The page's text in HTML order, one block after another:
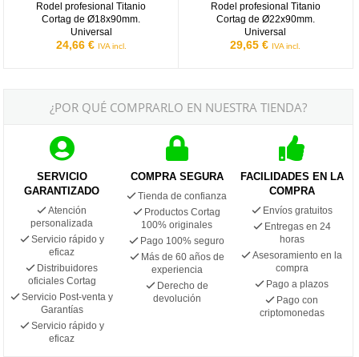
Rodel profesional Titanio
Cortag de Ø18x90mm.
Universal
24,66 € IVA incl.
Rodel profesional Titanio
Cortag de Ø22x90mm.
Universal
29,65 € IVA incl.
¿POR QUÉ COMPRARLO EN NUESTRA TIENDA?
SERVICIO
GARANTIZADO
Atención
personalizada
Servicio rápido y
eficaz
Distribuidores
oficiales Cortag
Servicio Post-venta y
Garantías
Servicio rápido y
eficaz
COMPRA SEGURA
Tienda de confianza
Productos Cortag
100% originales
Pago 100% seguro
Más de 60 años de
experiencia
Derecho de
devolución
FACILIDADES EN LA
COMPRA
Envíos gratuitos
Entregas en 24
horas
Asesoramiento en la
compra
Pago a plazos
Pago con
criptomonedas